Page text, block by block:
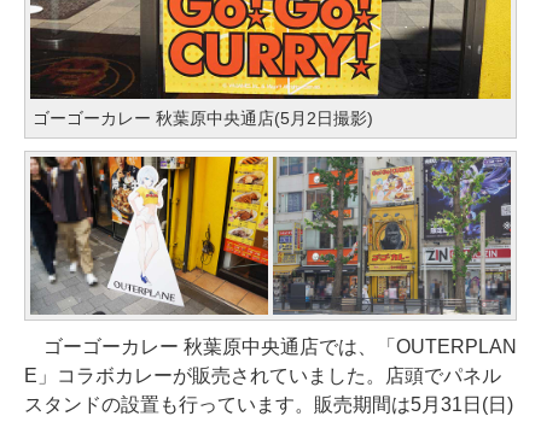
ゴーゴーカレー 秋葉原中央通店(5月2日撮影)
ゴーゴーカレー 秋葉原中央通店では、「OUTERPLAN
E」コラボカレーが販売されていました。店頭でパネル
スタンドの設置も行っています。販売期間は5月31日(日)